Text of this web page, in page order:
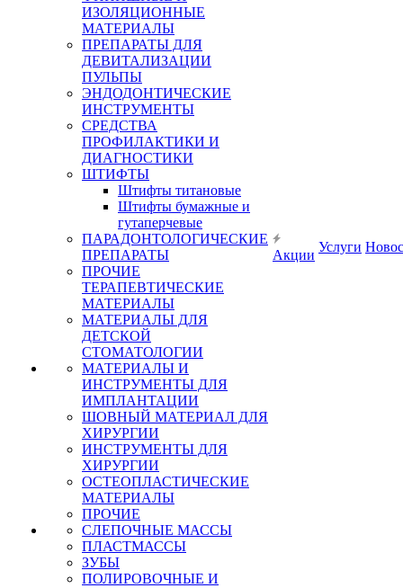
ИЗОЛЯЦИОННЫЕ
МАТЕРИАЛЫ
ПРЕПАРАТЫ ДЛЯ
ДЕВИТАЛИЗАЦИИ
ПУЛЬПЫ
ЭНДОДОНТИЧЕСКИЕ
ИНСТРУМЕНТЫ
СРЕДСТВА
ПРОФИЛАКТИКИ И
ДИАГНОСТИКИ
ШТИФТЫ
Штифты титановые
Штифты бумажные и
гутаперчевые
ПАРАДОНТОЛОГИЧЕСКИЕ
ПРЕПАРАТЫ
ПРОЧИЕ
ТЕРАПЕВТИЧЕСКИЕ
МАТЕРИАЛЫ
МАТЕРИАЛЫ ДЛЯ
ДЕТСКОЙ
СТОМАТОЛОГИИ
МАТЕРИАЛЫ И
ИНСТРУМЕНТЫ ДЛЯ
ИМПЛАНТАЦИИ
ШОВНЫЙ МАТЕРИАЛ ДЛЯ
ХИРУРГИИ
ИНСТРУМЕНТЫ ДЛЯ
ХИРУРГИИ
ОСТЕОПЛАСТИЧЕСКИЕ
МАТЕРИАЛЫ
ПРОЧИЕ
СЛЕПОЧНЫЕ МАССЫ
ПЛАСТМАССЫ
ЗУБЫ
ПОЛИРОВОЧНЫЕ И
Акции
Услуги